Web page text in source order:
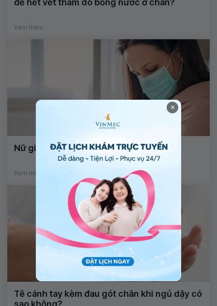
để hết vết thâm do bỏng nước ở chân?
Xem thêm
Nữ giới mắc Covid có nên cho con bú?
Xem thêm
Tê cánh tay kèm đau gót chân khi ngủ dậy có
sao không?
×